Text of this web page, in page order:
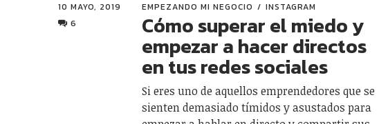
10 MAYO, 2019
6
EMPEZANDO MI NEGOCIO INSTAGRAM
Cómo superar el miedo y
empezar a hacer directos
en tus redes sociales
Si eres uno de aquellos emprendedores que se
sienten demasiado tímidos y asustados para